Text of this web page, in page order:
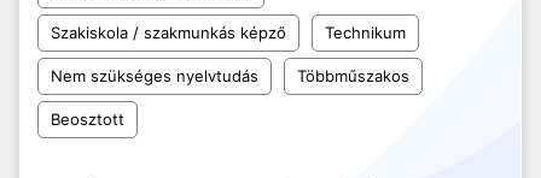
Szakiskola / szakmunkás képző Technikum
Nem szükséges nyelvtudás Többműszakos
Beosztott